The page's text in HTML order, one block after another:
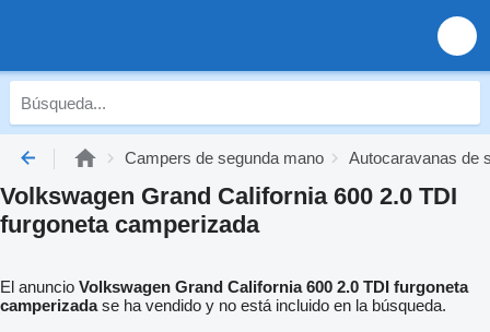
Campers de segunda mano Autocaravanas de
Volkswagen Grand California 600 2.0 TDI
furgoneta camperizada
El anuncio Volkswagen Grand California 600 2.0 TDI furgoneta
camperizadase ha vendido y no está incluido en la búsqueda.